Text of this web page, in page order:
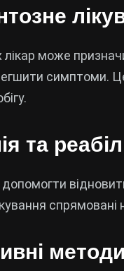
лікар може
симптоми.
та
спрямовані